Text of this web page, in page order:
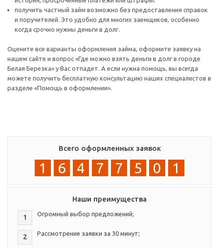
получить частный займ возможно без предоставления справок
и поручителей. Это удобно для многих заемщиков, особенно
когда срочно нужны деньги в долг.
Оцените все варианты оформления займа, оформите заявку на
нашем сайте и вопрос «Где можно взять деньги в долг в городе
Белая Березка» у Вас отпадет. А если нужна помощь, вы всегда
можете получить бесплатную консультацию наших специалистов в
разделе «Помощь в оформлении».
Всего оформленных заявок
1 6 4 7 7 5 0 1
Наши преимущества
1 Огромный выбор предложений;
2 Рассмотрение заявки за 30 минут;